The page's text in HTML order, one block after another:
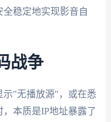
稳定地实现影音自
战争
示"无播放源"，或在悉
本质是IP地址暴露了